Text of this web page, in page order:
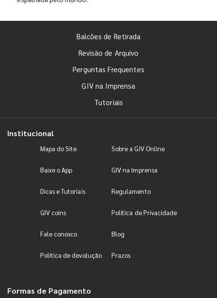
Balcões de Retirada
Revisão de Arquivo
Perguntas Frequentes
GIV na Imprensa
Tutoriais
Institucional
Mapa do Site Sobre a GIV Online
Baixe o App GIV na Imprensa
Dicas e Tutoriais Regulamento
GIV coins Política de Privacidade
Fale conosco Blog
Política de devolução Prazos
Formas de Pagamento